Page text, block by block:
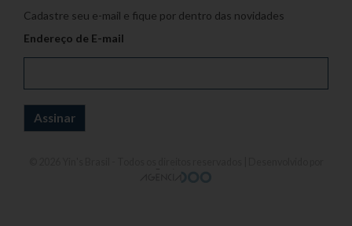
Cadastre seu e-mail e fique por dentro das novidades
Endereço de E-mail